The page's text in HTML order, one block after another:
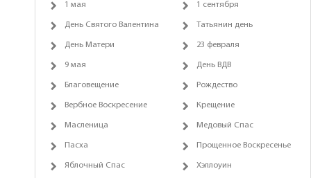
1 мая 1 сентября
День Святого Валентина Татьянин день
День Матери 23 февраля
9 мая День ВДВ
Благовещение Рождество
Вербное Воскресение Крещение
Масленица Медовый Спас
Пасха Прощенное Воскресенье
Яблочный Спас Хэллоуин